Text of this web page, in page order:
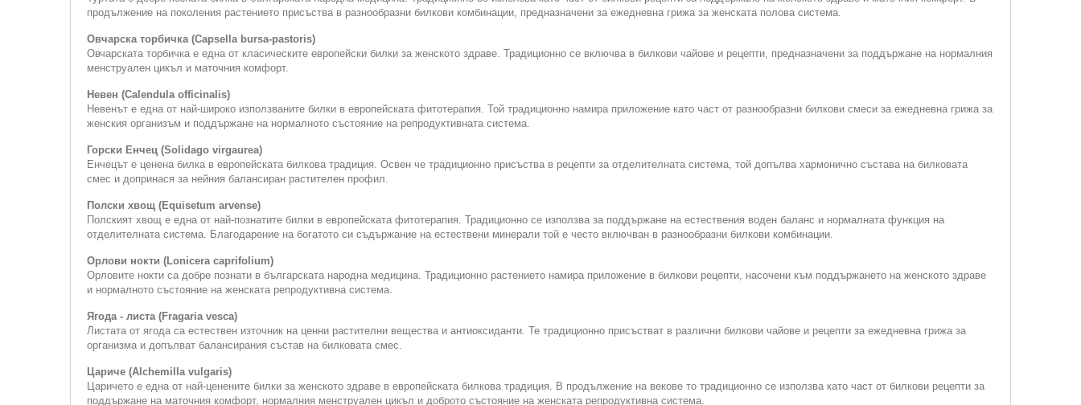
продължение на поколения растението присъства в разнообразни билкови комбинации, предназначени за ежедневна грижа за женската полова система.
Овчарска торбичка (Capsella bursa-pastoris)
Овчарската торбичка е една от класическите европейски билки за женското здраве. Традиционно се включва в билкови чайове и рецепти, предназначени за поддържане на нормалния
менструален цикъл и маточния комфорт.
Невен (Calendula officinalis)
Невенът е една от най-широко използваните билки в европейската фитотерапия. Той традиционно намира приложение като част от разнообразни билкови смеси за ежедневна грижа за
женския организъм и поддържане на нормалното състояние на репродуктивната система.
Горски Енчец (Solidago virgaurea)
Енчецът е ценена билка в европейската билкова традиция. Освен че традиционно присъства в рецепти за отделителната система, той допълва хармонично състава на билковата
смес и допринася за нейния балансиран растителен профил.
Полски хвощ (Equisetum arvense)
Полският хвощ е една от най-познатите билки в европейската фитотерапия. Традиционно се използва за поддържане на естествения воден баланс и нормалната функция на
отделителната система. Благодарение на богатото си съдържание на естествени минерали той е често включван в разнообразни билкови комбинации.
Орлови нокти (Lonicera caprifolium)
Орловите нокти са добре познати в българската народна медицина. Традиционно растението намира приложение в билкови рецепти, насочени към поддържането на женското здраве
и нормалното състояние на женската репродуктивна система.
Ягода - листа (Fragaria vesca)
Листата от ягода са естествен източник на ценни растителни вещества и антиоксиданти. Те традиционно присъстват в различни билкови чайове и рецепти за ежедневна грижа за
организма и допълват балансирания състав на билковата смес.
Цариче (Alchemilla vulgaris)
Царичето е една от най-ценените билки за женското здраве в европейската билкова традиция. В продължение на векове то традиционно се използва като част от билкови рецепти за
поддържане на маточния комфорт, нормалния менструален цикъл и доброто състояние на женската репродуктивна система.